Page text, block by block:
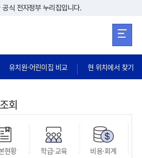
본문 바로가기
식 전자정부 누리집입니다.
유치원·어린이집 비교 현 위치에서 찾기
회
현황 학급·교육 비용·회계